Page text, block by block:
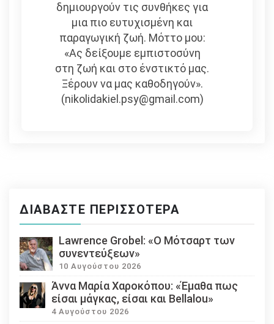
δημιουργούν τις συνθήκες για
μια πιο ευτυχισμένη και
παραγωγική ζωή. Μόττο μου:
«Ας δείξουμε εμπιστοσύνη
στη ζωή και στο ένστικτό μας.
Ξέρουν να μας καθοδηγούν».
(nikolidakiel.psy@gmail.com)
ΔΙΑΒΆΣΤΕ ΠΕΡΙΣΣΌΤΕΡΑ
Lawrence Grobel: «Ο Μότσαρτ των
συνεντεύξεων»
10 Αυγούστου 2026
Άννα Μαρία Χαροκόπου: «Έμαθα πως
είσαι μάγκας, είσαι και Bellalou»
4 Αυγούστου 2026